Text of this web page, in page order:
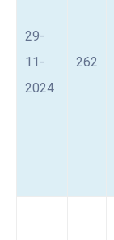
29-
11-
2024
262